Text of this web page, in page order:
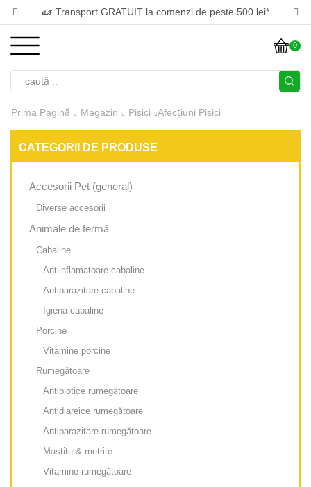
Transport GRATUIT la comenzi de peste 500 lei*
0
Prima Pagină Magazin Pisici Afecțiuni Pisici
CATEGORII DE PRODUSE
Accesorii Pet (general)
Diverse accesorii
Animale de fermă
Cabaline
Antiinflamatoare cabaline
Antiparazitare cabaline
Igiena cabaline
Porcine
Vitamine porcine
Rumegătoare
Antibiotice rumegătoare
Antidiareice rumegătoare
Antiparazitare rumegătoare
Mastite & metrite
Vitamine rumegătoare